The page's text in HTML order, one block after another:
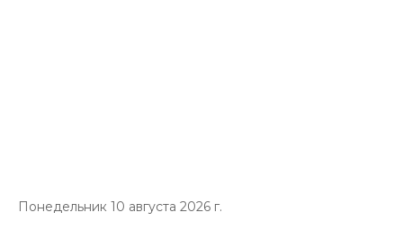
Понедельник 10 августа 2026 г.